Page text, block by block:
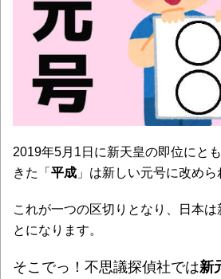
2019年5月1日に新天皇の即位にと
きた「 平成 」は新しい元号に改めら
これが一つの区切りとなり、日本は
とになります。
そこでっ！不思議探偵社では新